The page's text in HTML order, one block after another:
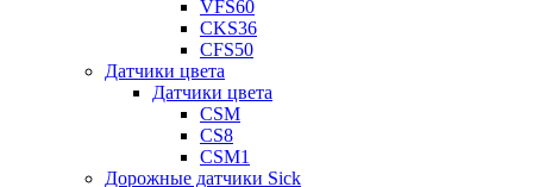
VFS60
CKS36
CFS50
Датчики цвета
Датчики цвета
CSM
CS8
CSM1
Дорожные датчики Sick